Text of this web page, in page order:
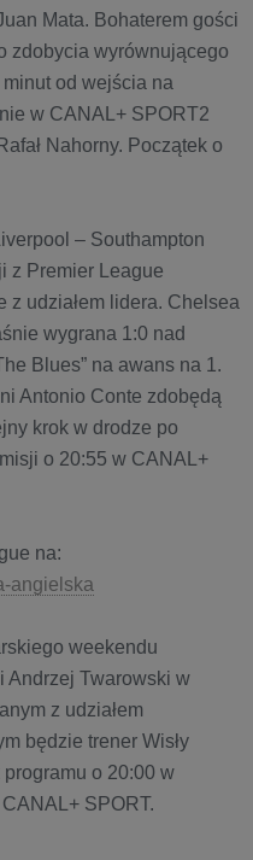
Mata. Bohaterem gości
zdobycia wyrównującego
od wejścia na
w CANAL+ SPORT2
Nahorny. Początek o
– Southampton
z Premier League
z udziałem lidera. Chelsea
wygrana 1:0 nad
Blues” na awans na 1.
Antonio Conte zdobędą
krok w drodze po
o 20:55 w CANAL+
na:
angielska
weekendu
Andrzej Twarowski w
z udziałem
będzie trener Wisły
o 20:00 w
w CANAL+ SPORT.